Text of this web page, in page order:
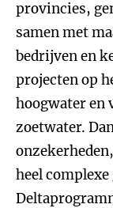
provincies,
samen met
bedrijven en
projecten op
hoogwater en
zoetwater.
heel